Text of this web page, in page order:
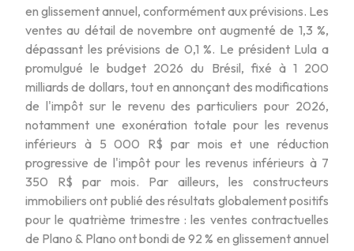
en glissement annuel, conformément aux prévisions. Les
ventes au détail de novembre ont augmenté de 1,3 %,
dépassant les prévisions de 0,1 %. Le président Lula a
promulgué le budget 2026 du Brésil, fixé à 1 200
milliards de dollars, tout en annonçant des modifications
de l'impôt sur le revenu des particuliers pour 2026,
notamment une exonération totale pour les revenus
inférieurs à 5 000 R$ par mois et une réduction
progressive de l'impôt pour les revenus inférieurs à 7
350 R$ par mois. Par ailleurs, les constructeurs
immobiliers ont publié des résultats globalement positifs
pour le quatrième trimestre : les ventes contractuelles
de Plano & Plano ont bondi de 92 % en glissement annuel